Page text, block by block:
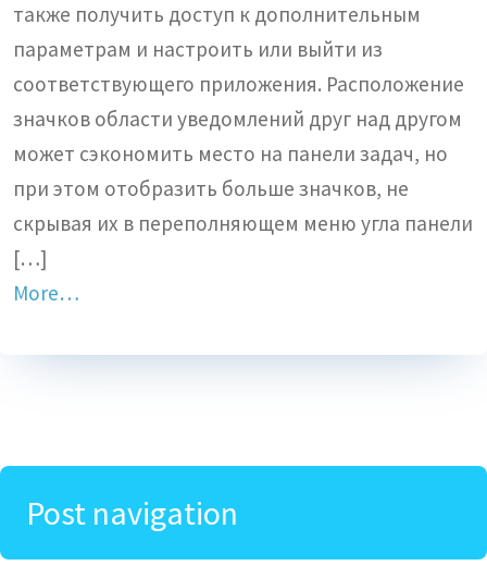
также получить доступ к дополнительным
параметрам и настроить или выйти из
соответствующего приложения. Расположение
значков области уведомлений друг над другом
может сэкономить место на панели задач, но
при этом отобразить больше значков, не
скрывая их в переполняющем меню угла панели
[…]
More…
Post navigation